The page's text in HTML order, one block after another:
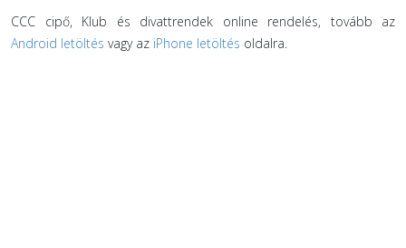
CCC cipő, Klub és divattrendek online rendelés, tovább az
Android letöltés vagy az iPhone letöltés oldalra.